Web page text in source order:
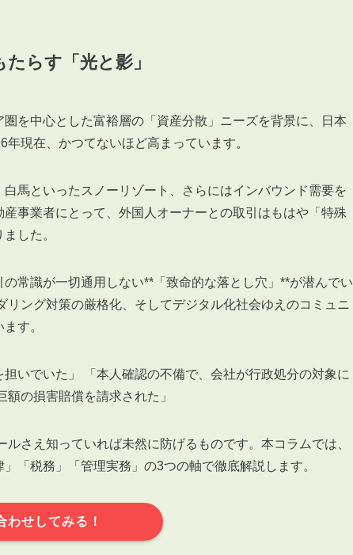
3POINT
仲介会社とのネットワークで情報提供力に自信あり
物件プロモーション＆バリューアップリフォーム
BROKER 仲介業者様へ
らす「光と影」
を中心とした富裕層の「資産分散」ニーズを背景に、日本
現在、かつてないほど高まっています。
馬といったスノーリゾート、さらにはインバウンド需要を
事業者にとって、外国人オーナーとの取引はもはや「特殊
した。
常識が一切通用しない**「致命的な落とし穴」**が潜んでい
ング対策の厳格化、そしてデジタル化社会ゆえのコミュニ
す。
いでいた」 「本人確認の不備で、会社が行政処分の対象に
の損害賠償を請求された」
さえ知っていれば未然に防げるものです。本コラムでは、
「税務」「管理実務」の3つの軸で徹底解説します。
わせしてみる！